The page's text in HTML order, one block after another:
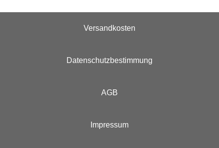
Versandkosten
Datenschutzbestimmung
AGB
Impressum